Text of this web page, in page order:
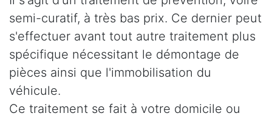
semi-curatif, à très bas prix. Ce dernier peut
s'effectuer avant tout autre traitement plus
spécifique nécessitant le démontage de
pièces ainsi que l'immobilisation du
véhicule.
Ce traitement se fait à votre domicile ou